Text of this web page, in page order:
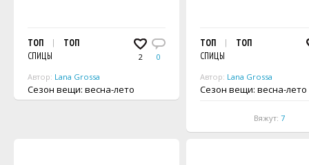
2 0
ТОП
ТОП
СПИЦЫ
Автор: Lana Grossa
Сезон вещи: весна-лето
ТОП
ТОП
СПИЦЫ
Автор: Lana Grossa
Сезон вещи: весна-лето
Вяжут: 7